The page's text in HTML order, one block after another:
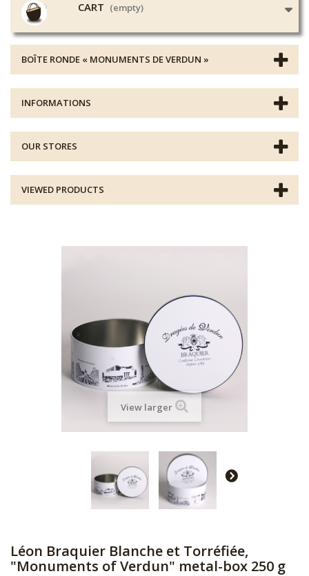
CART (empty)
BOÎTE RONDE « MONUMENTS DE VERDUN »
INFORMATIONS
OUR STORES
VIEWED PRODUCTS
View larger
Léon Braquier Blanche et Torréfiée,
"Monuments of Verdun" metal-box 250 g